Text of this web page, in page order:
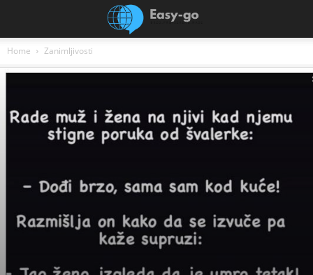
Home Zanimljivosti